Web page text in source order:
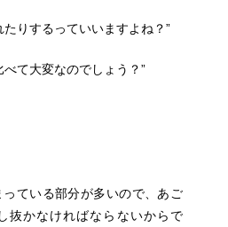
りするっていいますよね？”
て大変なのでしょう？”
ている部分が多いので、あご
抜かなければならないからで